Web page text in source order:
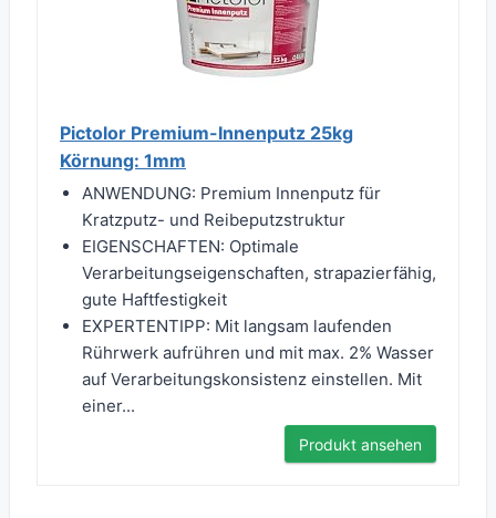
Pictolor Premium-Innenputz 25kg
Körnung: 1mm
ANWENDUNG: Premium Innenputz für
Kratzputz- und Reibeputzstruktur
EIGENSCHAFTEN: Optimale
Verarbeitungseigenschaften, strapazierfähig,
gute Haftfestigkeit
EXPERTENTIPP: Mit langsam laufenden
Rührwerk aufrühren und mit max. 2% Wasser
auf Verarbeitungskonsistenz einstellen. Mit
einer...
Produkt ansehen